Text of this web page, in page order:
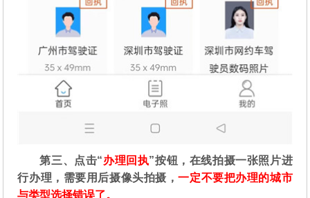
第三、点击“办理回执”按钮，在线拍摄一张照片进
行办理，需要用后摄像头拍摄，一定不要把办理的城市
与类型选择错误了。